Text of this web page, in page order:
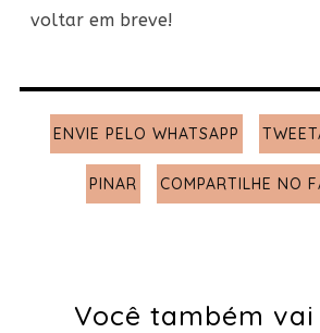
voltar em breve!
ENVIE PELO WHATSAPP
PINAR COMPARTILHE NO
Você também